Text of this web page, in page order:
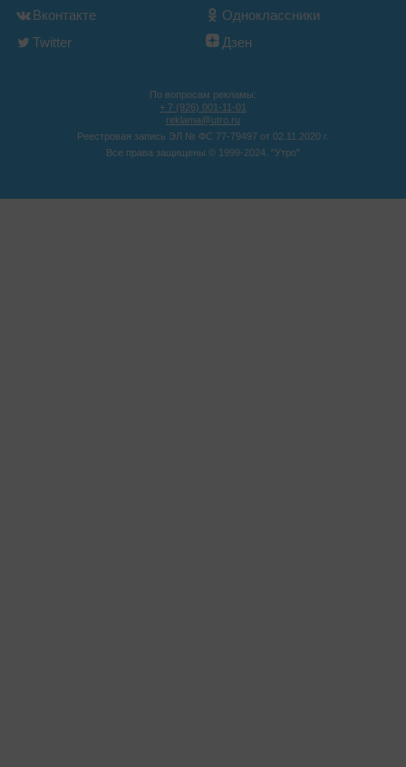
Вконтакте
Одноклассники
Twitter
Дзен
По вопросам рекламы:
+ 7 (926) 001-11-01
reklama@utro.ru
Реестровая запись ЭЛ № ФС 77-79497 от 02.11.2020 г.
Все права защищены © 1999-2024. "Утро"